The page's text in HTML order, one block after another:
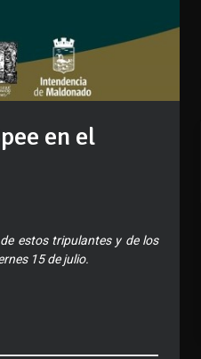
en el
estos tripulantes y de los
15 de julio.